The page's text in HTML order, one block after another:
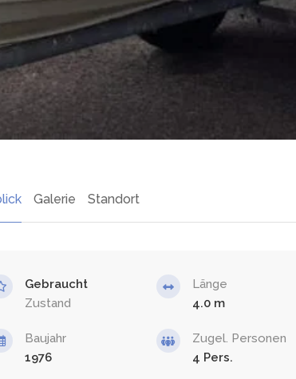
Galerie Standort
Gebraucht
Zustand
Länge
4.0
Baujahr
1976
Zugel. Personen
4